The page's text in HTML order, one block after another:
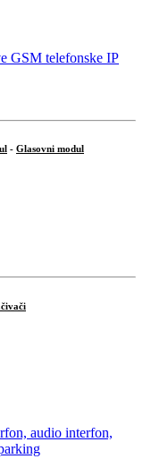
- Glasovni modul